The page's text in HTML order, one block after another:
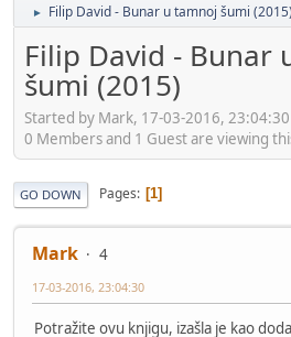
► Filip David - Bunar u tamnoj šumi (2015)
Filip David - Bunar
šumi (2015)
Started by Mark, 17-03-2016, 23:04:30
0 Members and 1 Guest are viewing
GO DOWN Pages 1
Mark 4
17-03-2016, 23:04:30
Potražite ovu knjigu, izašla je kao